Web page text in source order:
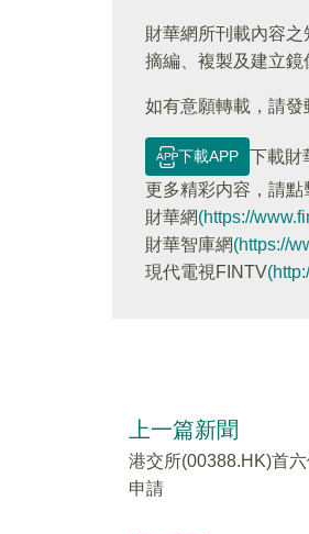
財華網所刊載內容之
摘編、複製及建立鏡
如有意願轉載，請發
下載APP
下載財
更多精彩内容，請點
財華網(https://
財華智庫網(https://
現代電視FINTV
上一篇新聞
港交所(00388.HK)首
申請